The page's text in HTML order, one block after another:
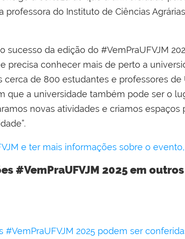
do Instituto de Ciências
sucesso da edição do #VemPraUFVJM
conhecer mais de perto a
cerca de 800 estudantes e professores
que a universidade também pode ser o
novas atividades e criamos
e ter mais informações sobre o
#VemPraUFVJM 2025 em
2025 podem ser